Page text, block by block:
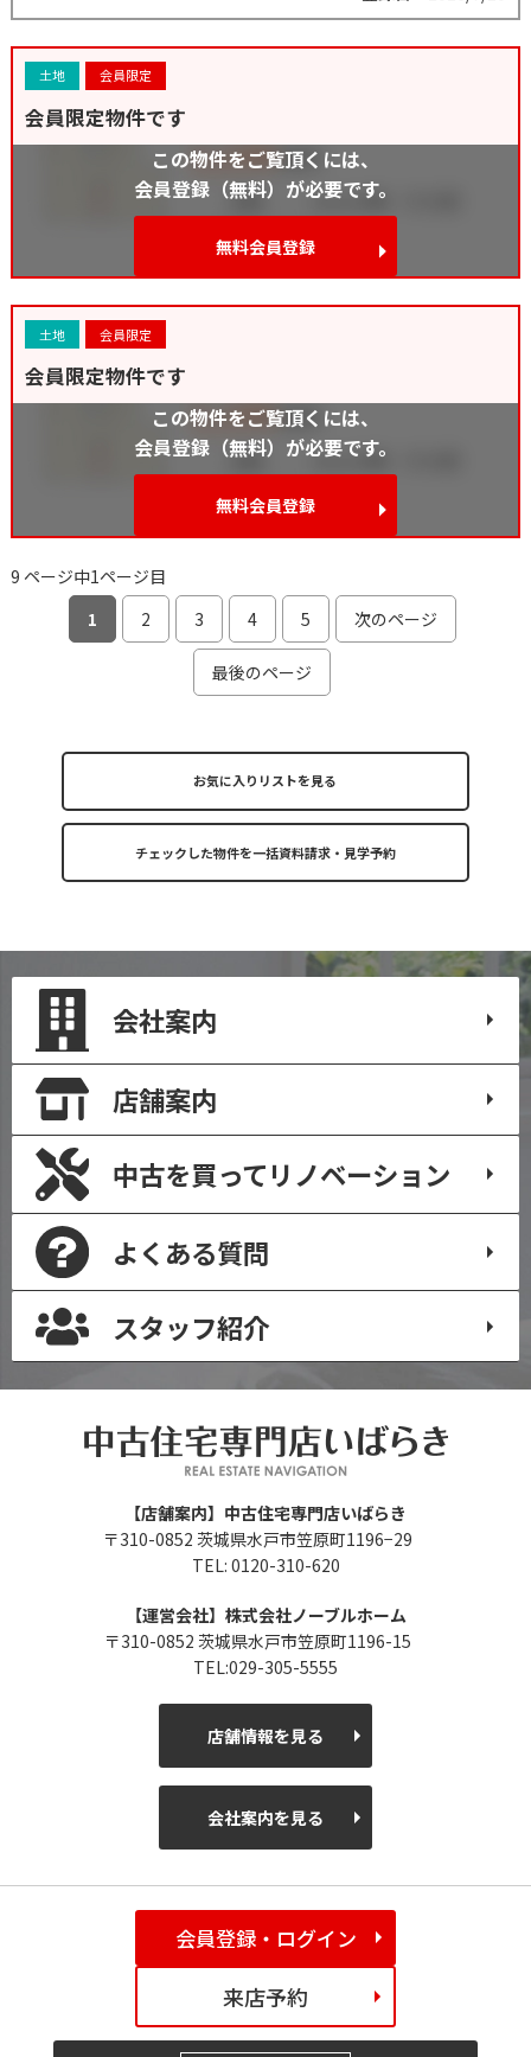
土地 会員限定
会員限定物件です
この物件をご覧頂くには、
会員登録（無料）が必要です。
無料会員登録
土地 会員限定
会員限定物件です
この物件をご覧頂くには、
会員登録（無料）が必要です。
無料会員登録
9 ページ中1ページ目
1
2 3 4 5 次のページ
最後のページ
お気に入りリストを見る
会社案内
店舗案内
中古を買ってリノベーション
よくある質問
スタッフ紹介
【店舗案内】中古住宅専門店いばらき
〒310-0852 茨城県水戸市笠原町1196−29
TEL: 0120-310-620
【運営会社】株式会社ノーブルホーム
〒310-0852 茨城県水戸市笠原町1196-15
TEL:029-305-5555
店舗情報を見る
会社案内を見る
会員登録・ログイン
来店予約